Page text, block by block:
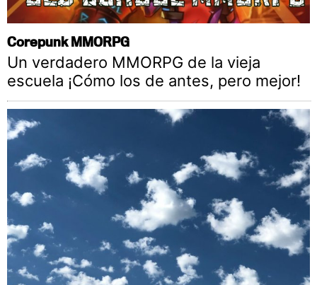
Corepunk MMORPG
Un verdadero MMORPG de la vieja
escuela ¡Cómo los de antes, pero mejor!